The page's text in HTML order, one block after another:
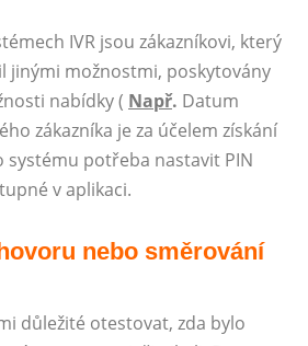
IVR jsou zákazníkovi, který
jinými možnostmi, poskytovány
nabídky ( Např. Datum
zákazníka je za účelem získání
potřeba nastavit PIN
v aplikaci.
nebo směrování
důležité otestovat, zda bylo